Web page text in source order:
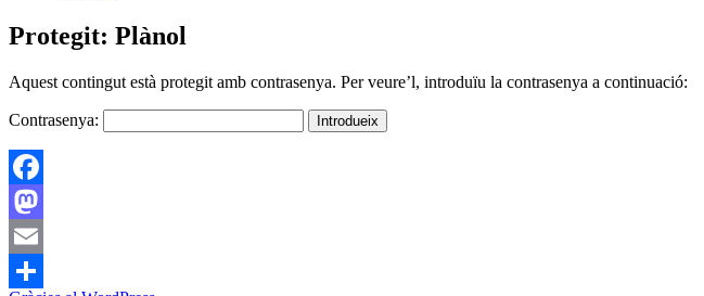
Protegit: Plànol
Aquest contingut està protegit amb contrasenya. Per veure’l, introduïu la contrasenya a continuació:
Contrasenya:
Facebook
Mastodon
Email